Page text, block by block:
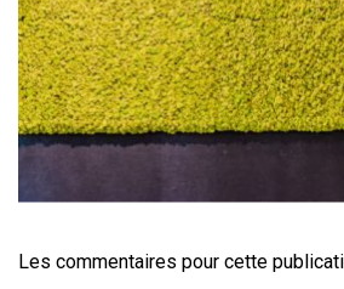
Les commentaires pour cette